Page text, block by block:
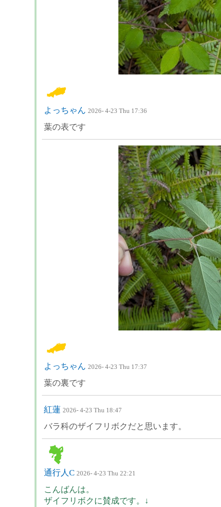
よっちゃん 2026- 4-23 Thu 17:36
葉の表です
よっちゃん 2026- 4-23 Thu 17:37
葉の裏です
紅蓮 2026- 4-23 Thu 18:47
バラ科のザイフリボクだと思います。
通行人C 2026- 4-23 Thu 22:21
こんばんは。
ザイフリボクに賛成です。↓